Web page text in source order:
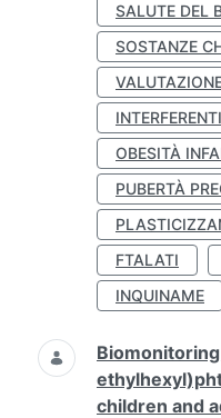
SALUTE DEL
SOSTANZE
OBESITÀ
PUBERTÀ
FTALATI
INQUINAME
children and